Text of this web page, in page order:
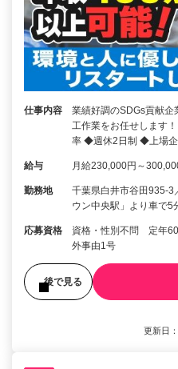
仕事内容
業績好調のSDGs貢献企
工作業をお任せします
率 ◆週休2日制 ◆上場
給与 月給230,000円～
勤務地
千葉県白井市谷田935-3
ウン中央駅」より車で5
応募資格
資格・性別不問 定年
外事由1号
後で見る
更新日